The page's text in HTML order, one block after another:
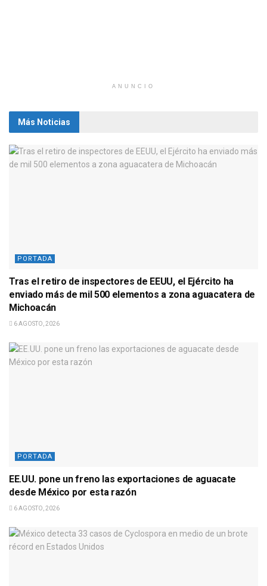
ANUNCIO
Más Noticias
PORTADA
Tras el retiro de inspectores de EEUU, el Ejército ha
enviado más de mil 500 elementos a zona aguacatera de
Michoacán
6 AGOSTO, 2026
PORTADA
EE.UU. pone un freno las exportaciones de aguacate
desde México por esta razón
6 AGOSTO, 2026